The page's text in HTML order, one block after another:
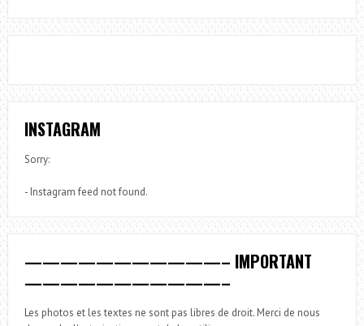
INSTAGRAM
Sorry:
- Instagram feed not found.
———————————– IMPORTANT
———————————–
Les photos et les textes ne sont pas libres de droit. Merci de nous